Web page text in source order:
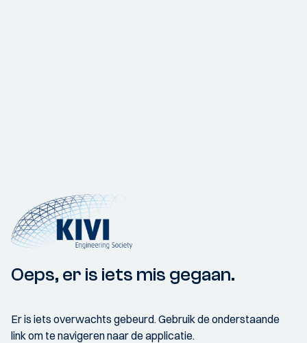
Oeps, er is iets mis gegaan.
Er is iets overwachts gebeurd. Gebruik de onderstaande
link om te navigeren naar de applicatie.